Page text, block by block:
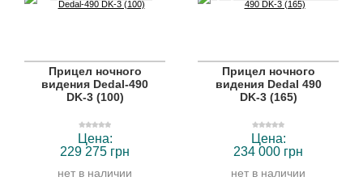
Прицел ночного
видения Dedal-490
DK-3 (100)
Цена:
229 275 грн
нет в наличии
Прицел ночного
видения Dedal 490
DK-3 (165)
Цена:
234 000 грн
нет в наличии